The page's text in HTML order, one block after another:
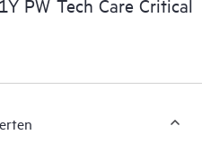
auf das HPE Service
digitales Erlebnis,
den HPE Tech Care Service
auf einen Blick, welche
PW Tech Care Critical